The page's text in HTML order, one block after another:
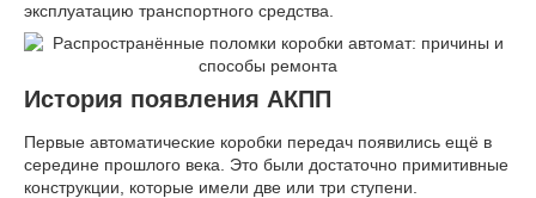
эксплуатацию транспортного средства.
История появления АКПП
Первые автоматические коробки передач появились ещё в
середине прошлого века. Это были достаточно примитивные
конструкции, которые имели две или три ступени.